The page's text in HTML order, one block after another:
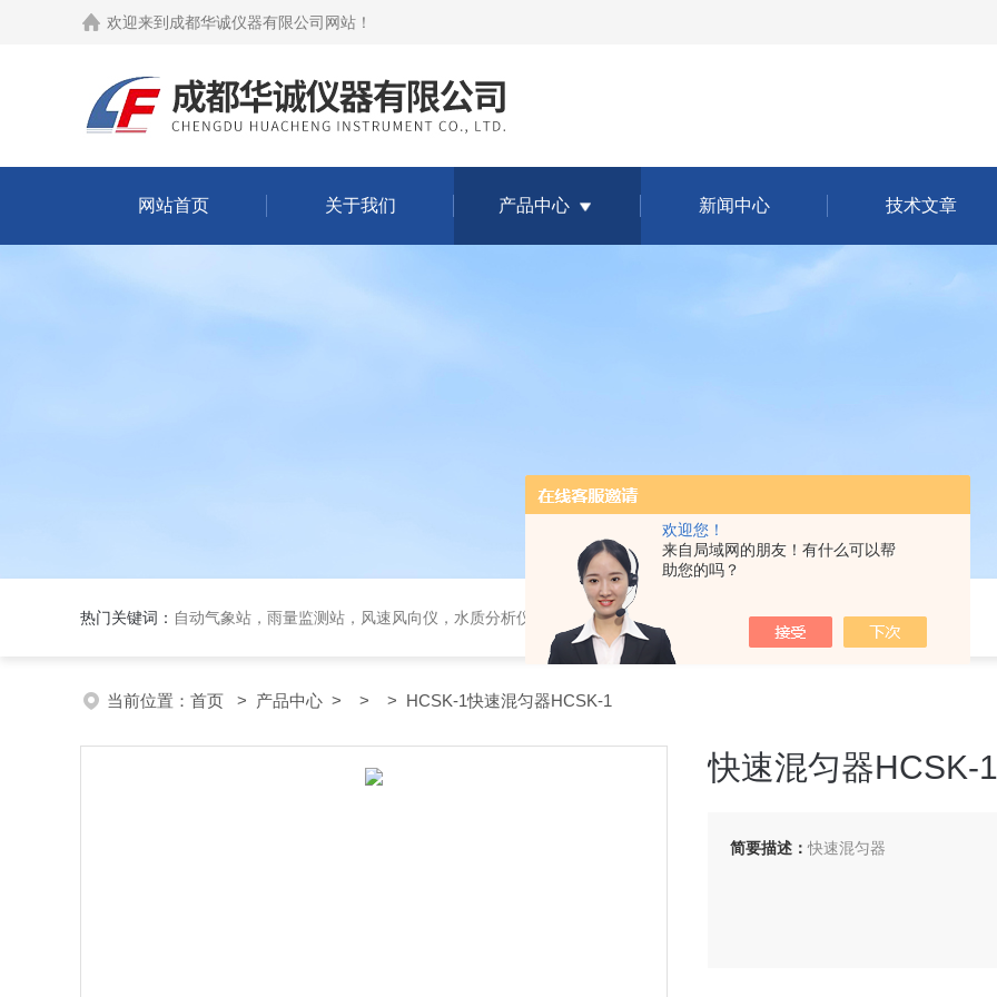
欢迎您！
来自局域网的朋友！有什么可以帮
助您的吗？
欢迎来到 成都华诚仪器有限公司网站 ！
网站首页 关于我们 产品中心 新闻中心 技术文章
热门关键词： 自动气象站，雨量监测站，风速风向仪，水质分析仪，气体分析报警器，
当前位置： 首页 > 产品中心 > > > HCSK-1快速混匀器HCSK-1
快速混匀器HCSK-1
简要描述：快速混匀器